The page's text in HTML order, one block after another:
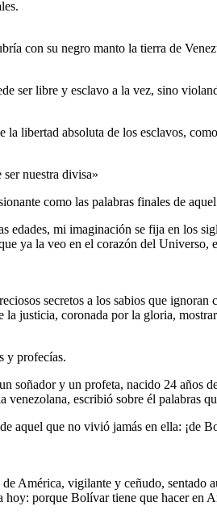
con su negro manto la tierra de
ser libre y esclavo a la vez, sino
la libertad absoluta de los esclavos,
nuestra divisa»
como las palabras finales de
edades, mi imaginación se fija en los
ya la veo en el corazón del Universo,
secretos a los sabios que
la justicia, coronada por la gloria,
y profecías.
soñador y un profeta, nacido 24 años
venezolana, escribió sobre él palabras
aquel que no vivió jamás en ella: ¡de
América, vigilante y ceñudo, sentado
hoy: porque Bolívar tiene que hacer en